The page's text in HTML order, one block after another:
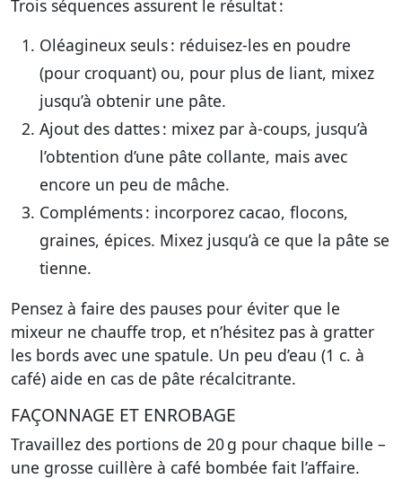
Trois séquences assurent le résultat :
Oléagineux seuls: réduisez-les en poudre
(pour croquant) ou, pour plus de liant, mixez
jusqu’à obtenir une pâte.
Ajout des dattes: mixez par à-coups, jusqu’à
l’obtention d’une pâte collante, mais avec
encore un peu de mâche.
Compléments: incorporez cacao, flocons,
graines, épices. Mixez jusqu’à ce que la pâte se
tienne.
Pensez à faire des pauses pour éviter que le
mixeur ne chauffe trop, et n’hésitez pas à gratter
les bords avec une spatule. Un peu d’eau (1 c. à
café) aide en cas de pâte récalcitrante.
FAÇONNAGE ET ENROBAGE
Travaillez des portions de 20 g pour chaque bille –
une grosse cuillère à café bombée fait l’affaire.